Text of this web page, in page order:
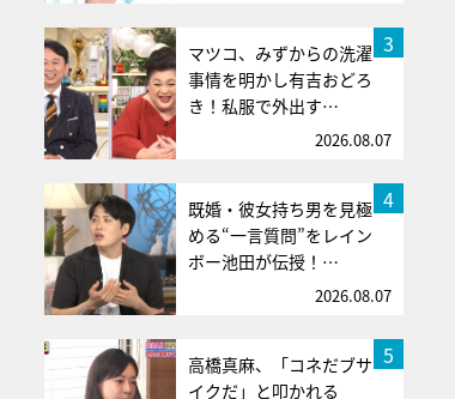
3
マツコ、みずからの洗濯
事情を明かし有吉おどろ
き！私服で外出す…
2026.08.07
4
既婚・彼女持ち男を見極
める“一言質問”をレイン
ボー池田が伝授！…
2026.08.07
5
高橋真麻、「コネだブサ
イクだ」と叩かれる